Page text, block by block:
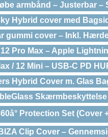
armbånd – Justerbar –
Hybrid cover med
gummi cover – Inkl.
Pro Max – Apple
/ 12 Mini – USB-C PD
Hybrid Cover m. Glas
Protection Set
Clip Cover –